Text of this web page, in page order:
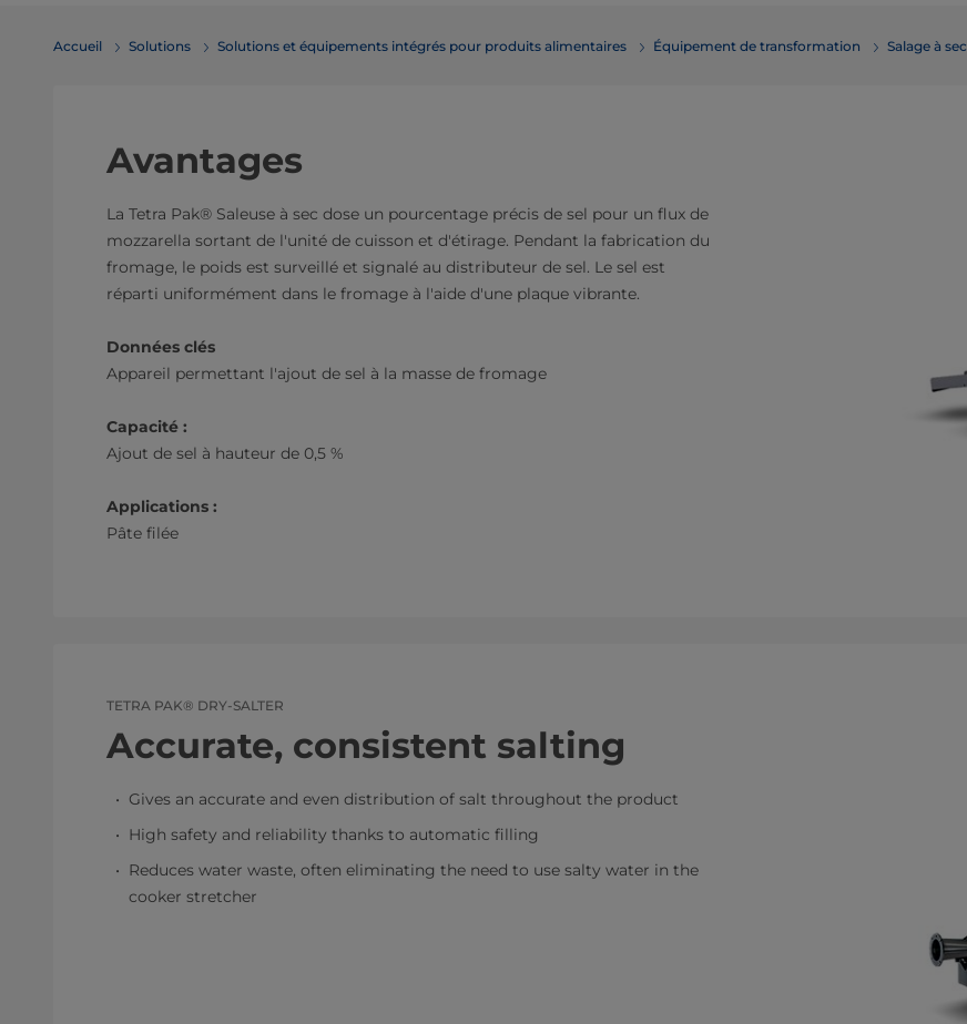
Accueil Solutions Solutions et équipements intégrés pour produits alimentaires Équipement de transformation Salage à sec
Avantages
La Tetra Pak® Saleuse à sec dose un pourcentage précis de sel pour un flux de
mozzarella sortant de l'unité de cuisson et d'étirage. Pendant la fabrication du
fromage, le poids est surveillé et signalé au distributeur de sel. Le sel est
réparti uniformément dans le fromage à l'aide d'une plaque vibrante.
Données clés
Appareil permettant l'ajout de sel à la masse de fromage
Capacité :
Ajout de sel à hauteur de 0,5 %
Applications :
Pâte filée
TETRA PAK® DRY-SALTER
Accurate, consistent salting
Gives an accurate and even distribution of salt throughout the product
High safety and reliability thanks to automatic filling
Reduces water waste, often eliminating the need to use salty water in the
cooker stretcher